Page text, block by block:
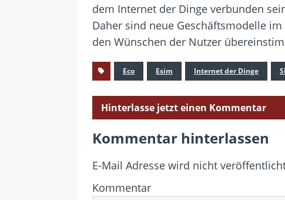
dem Internet der Dinge verbunden
Daher sind neue Geschäftsmodelle
den Wünschen der Nutzer
Eco Esim Internet der Dinge
Hinterlasse jetzt einen Kommentar
Kommentar hinterlassen
E-Mail Adresse wird nicht
Kommentar